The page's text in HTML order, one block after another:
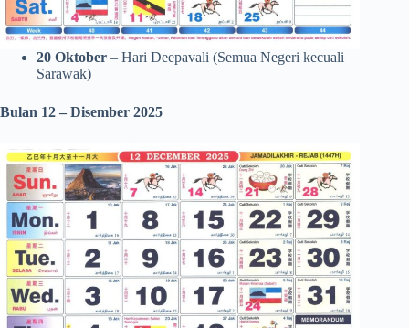
20 Oktober – Hari Deepavali (Semua Negeri kecuali
Sarawak)
Bulan 12 – Disember 2025